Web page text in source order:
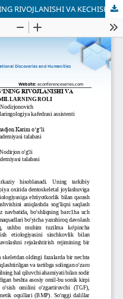
BURUN SEPTUMINING TO‘SIG‘INING RIVOJLANISHI VA KECHISHIDA IRSIY OMILLARNING ROLI